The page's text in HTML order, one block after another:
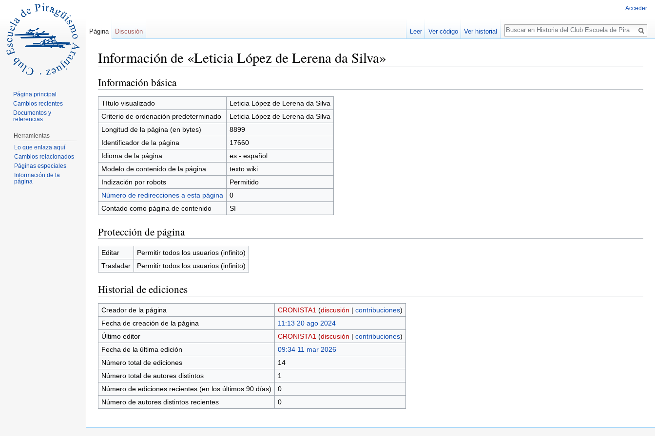
Información de «Leticia López de Lerena da Silva»
Información básica
Título visualizado
Leticia López de Lerena da Silva
Criterio de ordenación predeterminado
Leticia López de Lerena da Silva
Longitud de la página (en bytes)
8899
Identificador de la página
17660
Idioma de la página
es - español
Modelo de contenido de la página
texto wiki
Indización por robots
Permitido
Número de redirecciones a esta página
0
Contado como página de contenido
Sí
Protección de página
Editar
Permitir todos los usuarios (infinito)
Trasladar
Permitir todos los usuarios (infinito)
Historial de ediciones
Creador de la página CRONISTA1 (discusión | contribuciones)
Fecha de creación de la página
11:13 20 ago 2024
Último editor
CRONISTA1 (discusión | contribuciones)
Fecha de la última edición
09:34 11 mar 2026
Número total de ediciones
14
Número total de autores distintos
1
Número de ediciones recientes (en los últimos 90 días)
0
Número de autores distintos recientes
0
Acceder
Página Discusión Leer Ver código Ver historial
Buscar
Página principal
Cambios recientes
Documentos y
referencias
Herramientas
Lo que enlaza aquí
Cambios relacionados
Páginas especiales
Información de la
página